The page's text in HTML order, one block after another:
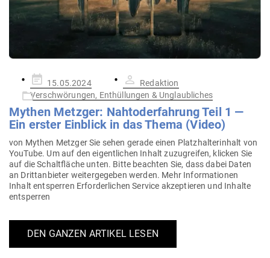
Gepostet
am
15.05.2024
Redaktion
Verschwörungen, Enthüllungen & Unglaubliches
Mythen Metzger: Nah­tod­erfahrung Teil 1 —
Ein erster Ein­blick in das Thema (Video)
von Mythen Metzger Sie sehen gerade einen Platz­hal­ter­inhalt von
YouTube. Um auf den eigent­lichen Inhalt zuzu­greifen, klicken Sie
auf die Schalt­fläche unten. Bitte beachten Sie, dass dabei Daten
an Dritt­an­bieter wei­ter­ge­geben werden. Mehr Infor­ma­tionen
Inhalt ent­sperren Erfor­der­lichen Service akzep­tieren und Inhalte
entsperren
DEN GANZEN ARTIKEL LESEN